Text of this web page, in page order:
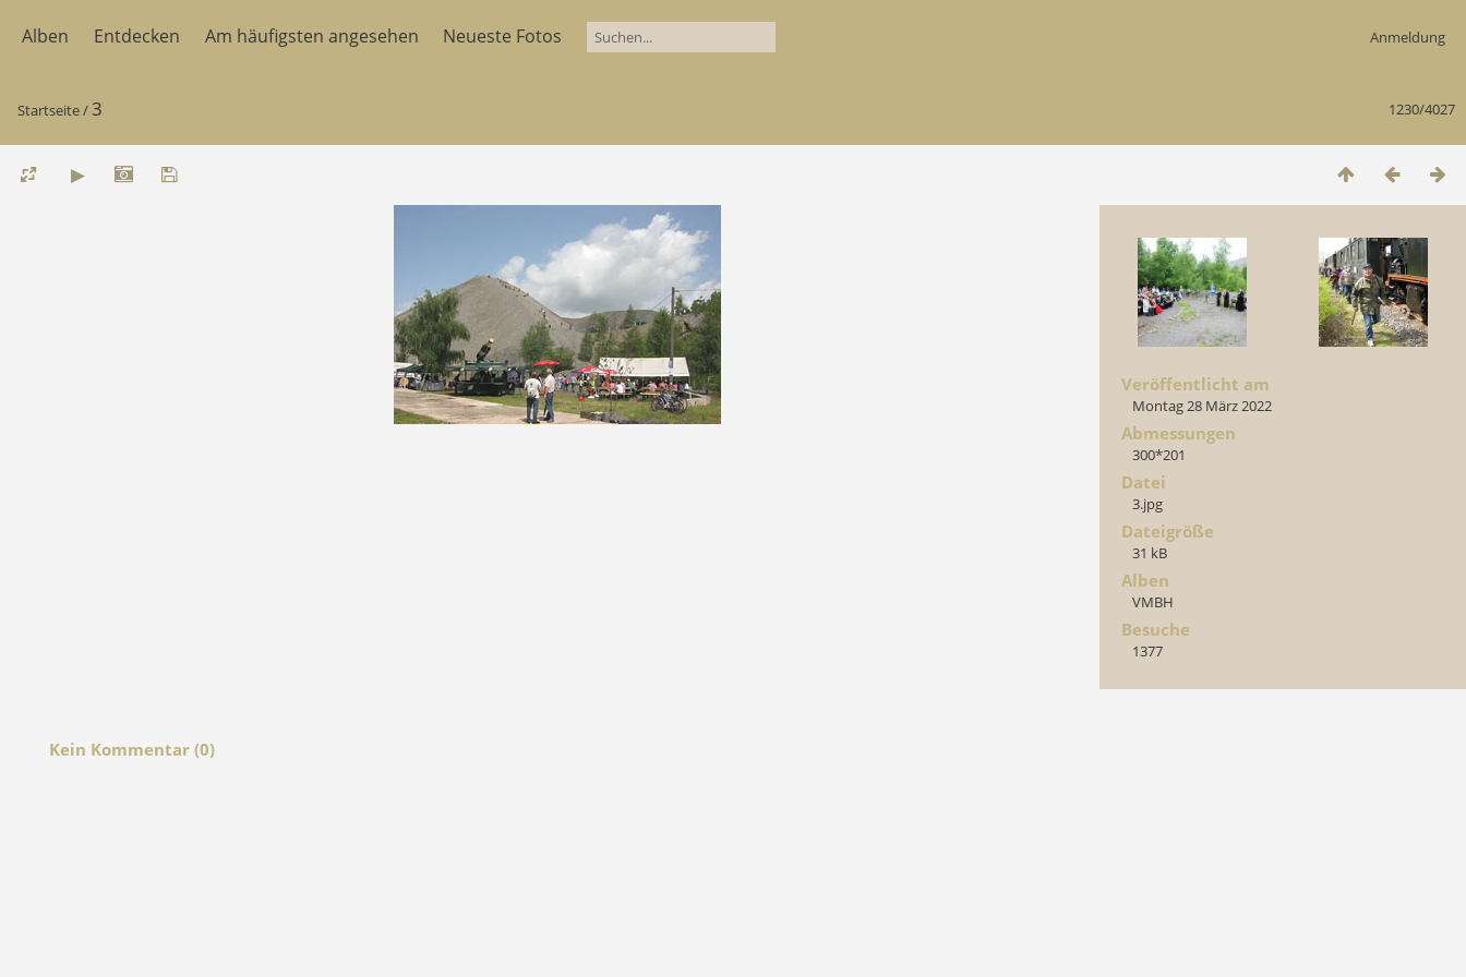
Alben Entdecken Am häufigsten angesehen Neueste Fotos Anmeldung
1230/4027
Startseite/3
Veröffentlicht am
Montag 28 März 2022
Abmessungen
300*201
Datei
3.jpg
Dateigröße
31 kB
Alben
VMBH
Besuche
1377
Kein Kommentar (0)